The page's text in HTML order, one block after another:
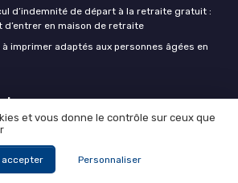
d’indemnité de départ à la retraite gratuit :
d’entrer en maison de retraite
imprimer adaptés aux personnes âgées en
fin de l'exonération à 70 ans change pour 348
de culture générale pour seniors en maison
et vous donne le contrôle sur ceux que
accepter Personnaliser